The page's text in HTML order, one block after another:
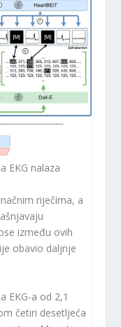
EKG nalaza
riječima, a
između ovih
obavio daljnje
EKG-a od 2,1
četiri desetljeća